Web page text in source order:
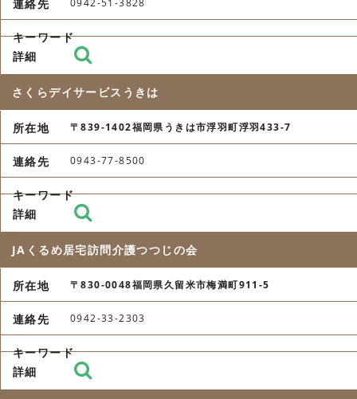
0942-51-3828
さくらデイサービスうきは
〒839-1402福岡県うきは市浮羽町浮羽433-7
0943-77-8500
JAくるめ居宅訪問介護つつじの会
〒830-0048福岡県久留米市梅満町911-5
0942-33-2303